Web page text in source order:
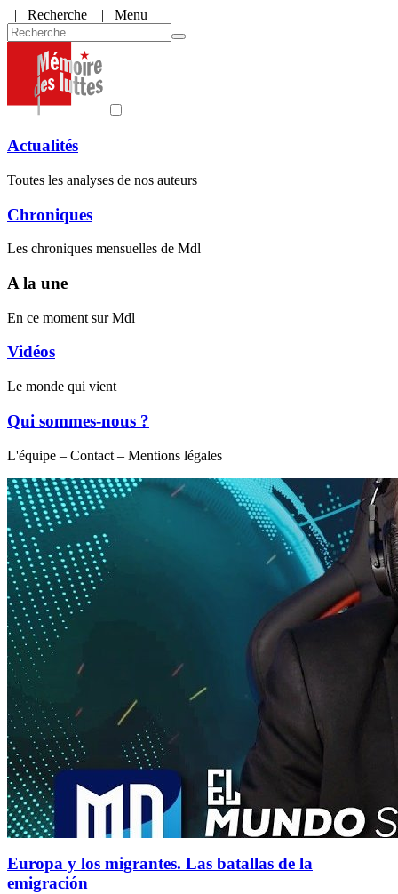
| Recherche | Menu
Actualités
Toutes les analyses de nos auteurs
Chroniques
Les chroniques mensuelles de Mdl
A la une
En ce moment sur Mdl
Vidéos
Le monde qui vient
Qui sommes-nous ?
L'équipe – Contact – Mentions légales
Europa y los migrantes. Las batallas de la
emigración